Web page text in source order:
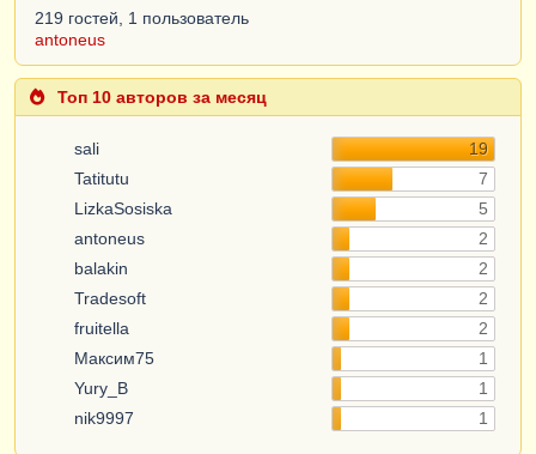
219 гостей, 1 пользователь
antoneus
Топ 10 авторов за месяц
sali
19
Tatitutu
7
LizkaSosiska
5
antoneus
2
balakin
2
Tradesoft
2
fruitella
2
Максим75
1
Yury_B
1
nik9997
1